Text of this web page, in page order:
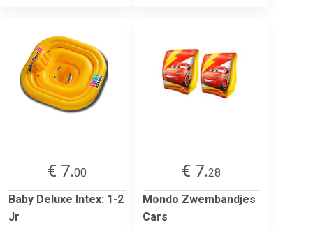
€ 7.00
Baby Deluxe Intex: 1-2
Jr
€ 7.28
Mondo Zwembandjes
Cars